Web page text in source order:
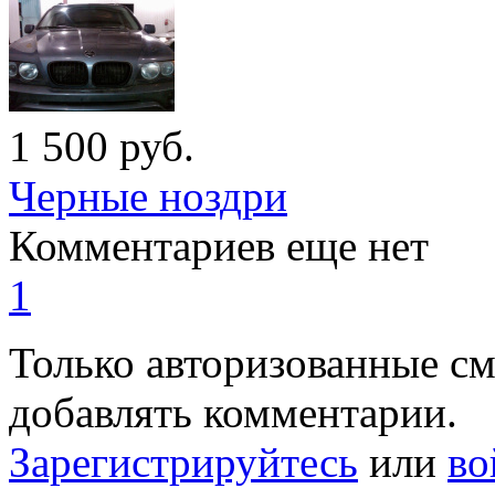
1 500 руб.
Черные ноздри
Комментариев еще нет
1
Только авторизованные
добавлять комментарии.
Зарегистрируйтесь или